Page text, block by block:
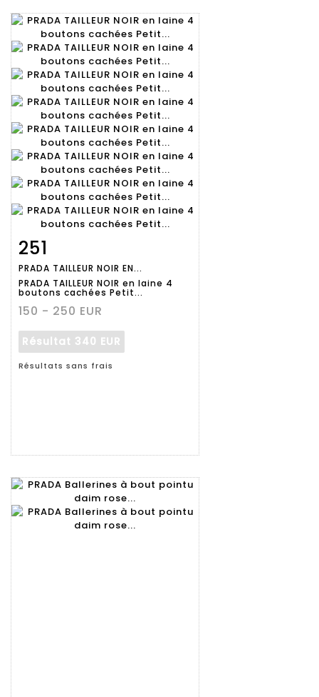
détaillée
251
PRADA TAILLEUR NOIR EN...
PRADA TAILLEUR NOIR en laine 4
boutons cachées Petit...
150 - 250 EUR
Résultat 340 EUR
Résultats sans frais